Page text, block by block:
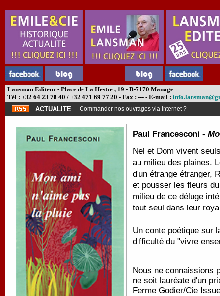
Lansman Editeur - Place de La Hestre , 19 - B-7170 Manage
Tél : +32 64 23 78 40 / +32 471 69 77 20 - Fax : --- - E-mail :
ACTUALITE
Commander nos ouvrages via Internet ?
Paul Francesconi -
Nel et Dom vivent
au milieu des plaines.
d'un étrange étranger,
et pousser les fleurs
milieu de ce déluge
tout seul dans leur
Un conte poétique sur
difficulté du "vivre
Nous ne connaissions
ne soit lauréate d'un
Ferme Godier/Cie